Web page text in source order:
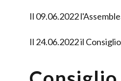
Il 09.06.2022
Il 24.06.2022 il